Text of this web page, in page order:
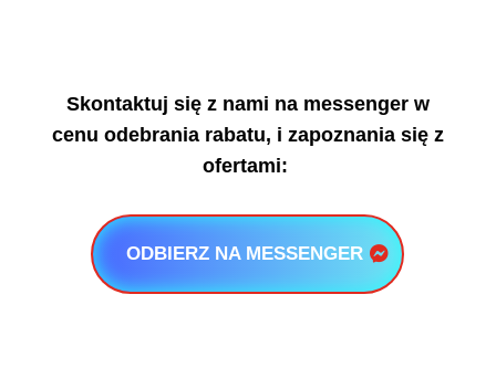
Skontaktuj się z nami na messenger w
cenu odebrania rabatu, i zapoznania się z
ofertami:
ODBIERZ NA MESSENGER